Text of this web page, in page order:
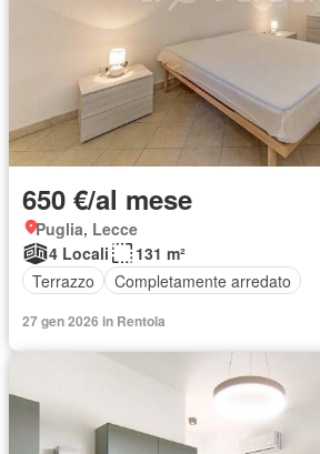
650 €/al mese
Puglia, Lecce
4 Locali
131 m²
Terrazzo
Completamente arredato
27 gen 2026 in Rentola